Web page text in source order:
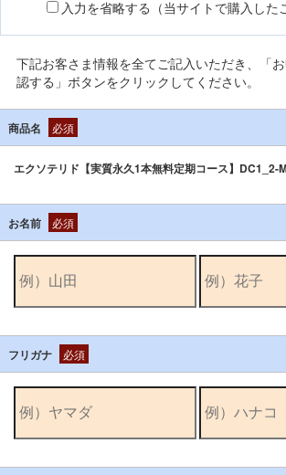
入力を省略する（当サイトで購入した
下記お客さま情報を全てご記入いただき、「
認する」ボタンをクリックしてください。
商品名 必須
エクソテリド【実質永久1本無料定期コース】DC1_2-
お名前 必須
フリガナ 必須